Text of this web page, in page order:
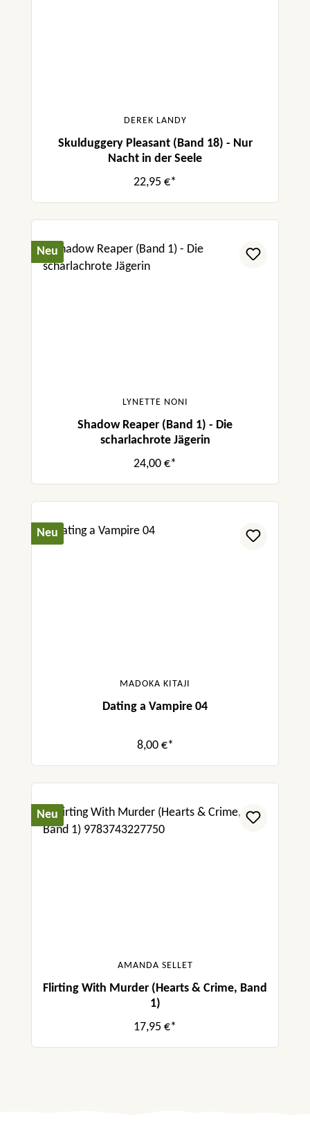
DEREK LANDY
Skulduggery Pleasant (Band 18) - Nur
Nacht in der Seele
22,95 €*
Neu
LYNETTE NONI
Shadow Reaper (Band 1) - Die
scharlachrote Jägerin
24,00 €*
Neu
MADOKA KITAJI
Dating a Vampire 04
8,00 €*
Neu
AMANDA SELLET
Flirting With Murder (Hearts & Crime, Band
1)
17,95 €*